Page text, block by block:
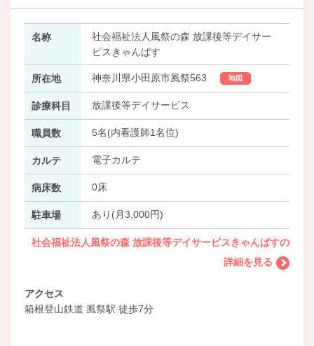
名称
社会福祉法人風祭の森 放課後等デイサー
ビスきゃんばす
所在地 神奈川県小田原市風祭563 地図
診療科目 放課後等デイサービス
職員数 5名(内看護師1名位)
カルテ 電子カルテ
病床数 0床
駐車場 あり(月3,000円)
社会福祉法人風祭の森 放課後等デイサービスきゃんばすの
詳細を見る
アクセス
箱根登山鉄道 風祭駅 徒歩7分